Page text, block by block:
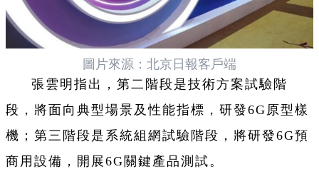
圖片來源：北京日報客戶端
張雲明指出，第二階段是技術方案試驗階
段，將面向典型場景及性能指標，研發6G原型樣
機；第三階段是系統組網試驗階段，將研發6G預
商用設備，開展6G關鍵產品測試。